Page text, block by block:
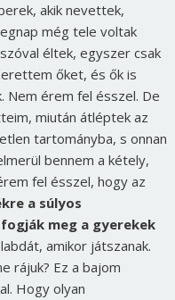
akik nevettek,
még tele voltak
éltek, egyszer csak
őket, és ők is
Nem érem fel ésszel. De
miután átléptek az
tartományba, s onnan
bennem a kétely,
fel ésszel, hogy az
a súlyos
meg a gyerekek
amikor játszanak.
rájuk? Ez a bajom
Hogy olyan